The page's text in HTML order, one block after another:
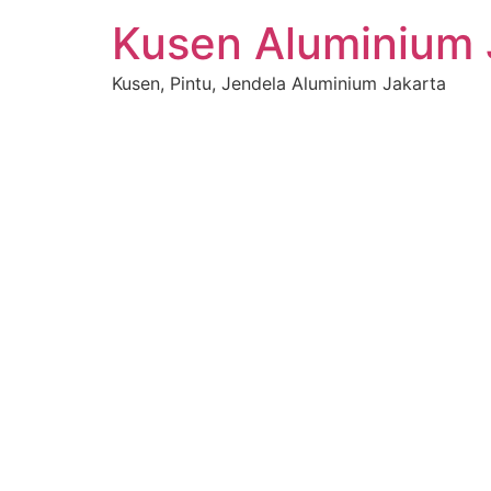
Kusen Aluminium
Kusen, Pintu, Jendela Aluminium Jakarta